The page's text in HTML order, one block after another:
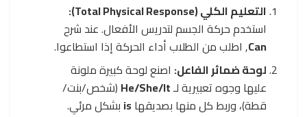
التعليم الكلي (Total Physical Response):
استخدم حركة الجسم لتدريس الأفعال. عند شرح
Can, اطلب من الطلاب أداء الحركة إذا استطاعوا.
لوحة ضمائر الفاعل: اصنع لوحة كبيرة ملونة
عليها وجوه تعبيرية لـHe/She/It (شخص/بنت/
قطة)، وربط كل منها بصديقها is بشكل مرئي.